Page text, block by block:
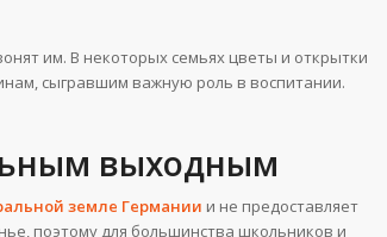
им. В некоторых семьях цветы и открытки
сыгравшим важную роль в воспитании.
выходным
земле Германии и не предоставляет
поэтому для большинства школьников и